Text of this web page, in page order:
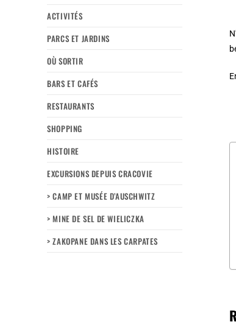
ACTIVITÉS
PARCS ET JARDINS
OÙ SORTIR
BARS ET CAFÉS
RESTAURANTS
SHOPPING
HISTOIRE
EXCURSIONS DEPUIS CRACOVIE
> CAMP ET MUSÉE D’AUSCHWITZ
> MINE DE SEL DE WIELICZKA
> ZAKOPANE DANS LES CARPATES